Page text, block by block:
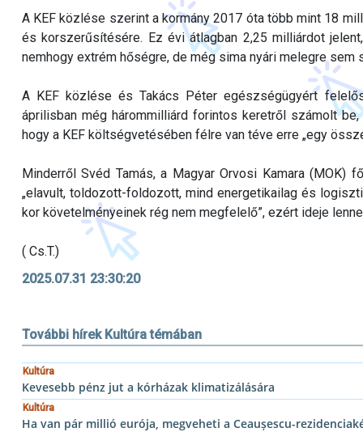
A KEF közlése szerint a kormány 2017 óta több mint 18
és korszerűsítésére. Ez évi átlagban 2,25 milliárdot
nemhogy extrém hőségre, de még sima nyári melegre
A KEF közlése és Takács Péter egészségügyért
áprilisban még hárommilliárd forintos keretről számolt
hogy a KEF költségvetésében félre van téve erre „egy
Minderről Svéd Tamás, a Magyar Orvosi Kamara (MOK)
„elavult, toldozott-foldozott, mind energetikailag és
kor követelményeinek rég nem megfelelő”, ezért ideje
( Cs.T.)
2025.07.31 23:30:20
További hírek Kultúra témában
Kultúra
Kevesebb pénz jut a kórházak klimatizálására
Kultúra
Ha van pár millió eurója, megveheti a Ceaușescu-